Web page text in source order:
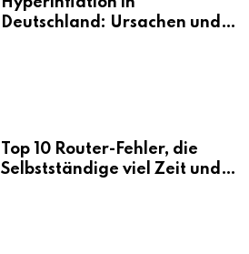
Deutschland: Ursachen und
Top 10 Router-Fehler, die
Selbstständige viel Zeit und